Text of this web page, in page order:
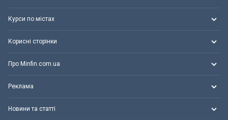
Курси по містах
Корисні сторінки
Про Minfin.com.ua
Реклама
Новини та статті